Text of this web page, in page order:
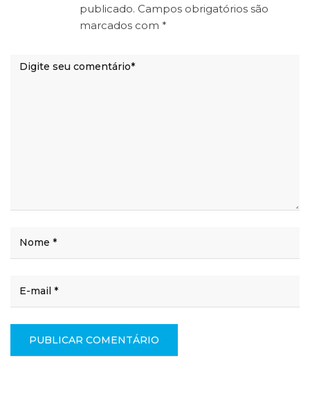
publicado. Campos obrigatórios são
marcados com *